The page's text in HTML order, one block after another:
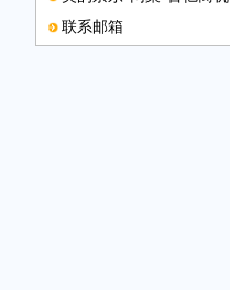
联系邮箱